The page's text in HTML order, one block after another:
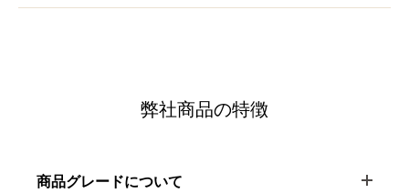
弊社商品の特徴
商品グレードについて